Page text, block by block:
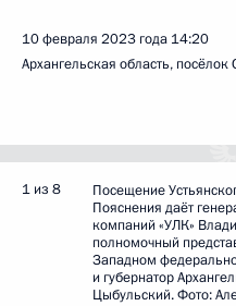
10 февраля 2023 года 14:20
Архангельская область, посёлок
1 из 8
Посещение
Пояснения даёт
компаний «УЛК»
полномочный
Западном
и губернатор
Цыбульский. Фото: